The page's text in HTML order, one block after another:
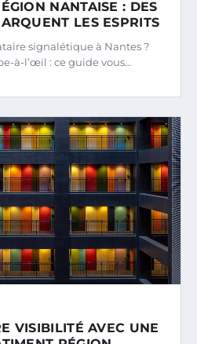
NANTAISE : DES
LES ESPRITS
signalétique à Nantes ?
à-l’œil : ce guide vous…
VISIBILITÉ AVEC UNE